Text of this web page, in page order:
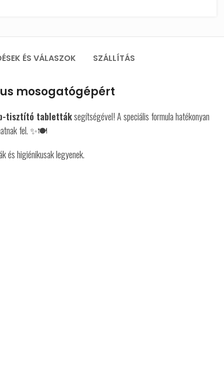
ÉS VÁLASZOK SZÁLLÍTÁS
mosogatógépért
tisztító tablettáksegítségével! A speciális formula hatékonyan
fel. ✨🍽️
és higiénikusak legyenek.